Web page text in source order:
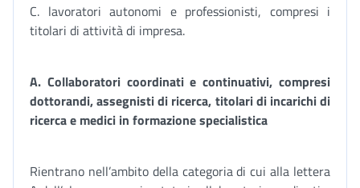
C. lavoratori autonomi e professionisti, compresi i
titolari di attività di impresa.
A. Collaboratori coordinati e continuativi, compresi
dottorandi, assegnisti di ricerca, titolari di incarichi di
ricerca e medici in formazione specialistica
Rientrano nell’ambito della categoria di cui alla lettera